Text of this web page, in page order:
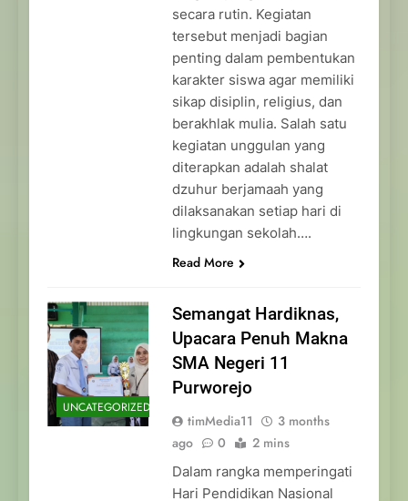
secara rutin. Kegiatan
tersebut menjadi bagian
penting dalam pembentukan
karakter siswa agar memiliki
sikap disiplin, religius, dan
berakhlak mulia. Salah satu
kegiatan unggulan yang
diterapkan adalah shalat
dzuhur berjamaah yang
dilaksanakan setiap hari di
lingkungan sekolah….
Read More
UNCATEGORIZED
Semangat Hardiknas,
Upacara Penuh Makna
SMA Negeri 11
Purworejo
timMedia11
3 months
ago
0 2 mins
Dalam rangka memperingati
Hari Pendidikan Nasional